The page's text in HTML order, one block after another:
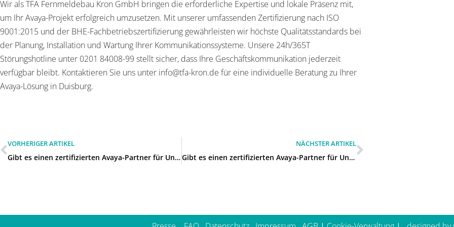
Wir als TFA Fernmeldebau Kron GmbH bringen die erforderliche Expertise und lokale Präsenz mit,
um Ihr Avaya-Projekt erfolgreich umzusetzen. Mit unserer umfassenden Zertifizierung nach ISO
9001:2015 und der BHE-Fachbetriebszertifizierung gewährleisten wir höchste Qualitätsstandards bei
der Planung, Installation und Wartung Ihrer Kommunikationssysteme. Unsere 24h/365T
Störungshotline unter 0201 84008-99 stellt sicher, dass Ihre Geschäftskommunikation jederzeit
verfügbar bleibt. Kontaktieren Sie uns unter info@tfa-kron.de für eine individuelle Beratung zu Ihrer
Avaya-Lösung in Duisburg.
VORHERIGER ARTIKEL
Gibt es einen zertifizierten Avaya-Partner für Unternehmen in Moers?
NÄCHSTER ARTIKEL
Gibt es einen zertifizierten Avaya-Partner für Unternehmen in Leverkusen?